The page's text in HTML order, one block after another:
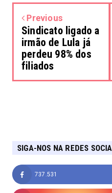
Previous
Sindicato ligado a
irmão de Lula já
perdeu 98% dos
filiados
SIGA-NOS NA REDES
737.531